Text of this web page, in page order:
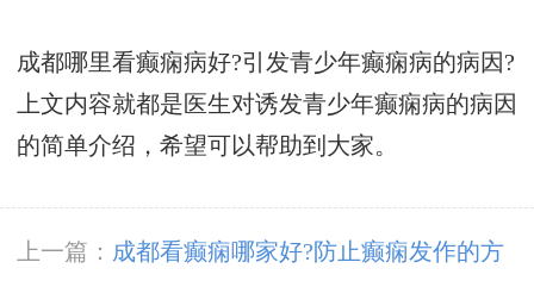
成都哪里看癫痫病好?引发青少年癫痫病的病因?
上文内容就都是医生对诱发青少年癫痫病的病因
的简单介绍，希望可以帮助到大家。
上一篇： 成都看癫痫哪家好?防止癫痫发作的方